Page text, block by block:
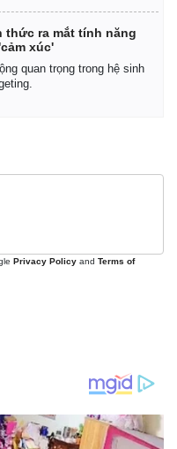
thức ra mắt tính năng
xúc'
quan trọng trong hệ sinh
Privacy Policy and Terms of